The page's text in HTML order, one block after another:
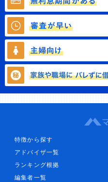
特徴から探す
アドバイザ一覧
ランキング根拠
編集者一覧